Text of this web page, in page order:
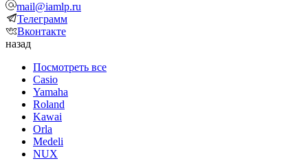
mail@iamlp.ru
Телеграмм
Вконтакте
назад
Посмотреть все
Casio
Yamaha
Roland
Kawai
Orla
Medeli
NUX